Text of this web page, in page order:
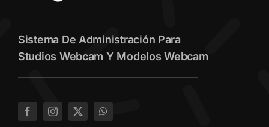
Sistema De Administración Para
Studios Webcam Y Modelos Webcam